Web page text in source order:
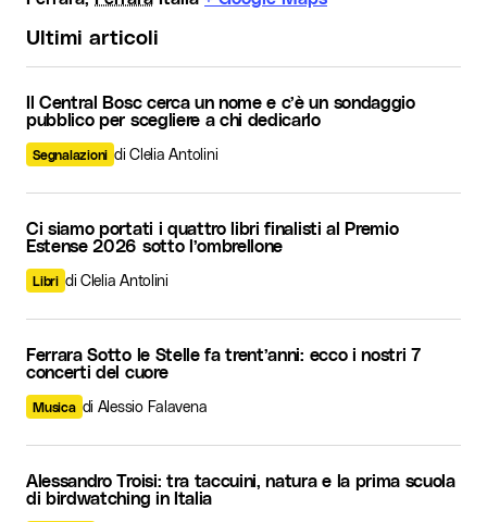
Ultimi articoli
Il Central Bosc cerca un nome e c’è un sondaggio
pubblico per scegliere a chi dedicarlo
Segnalazioni di Clelia Antolini
Ci siamo portati i quattro libri finalisti al Premio
Estense 2026 sotto l’ombrellone
Libri di Clelia Antolini
Ferrara Sotto le Stelle fa trent’anni: ecco i nostri 7
concerti del cuore
Musica di Alessio Falavena
Alessandro Troisi: tra taccuini, natura e la prima scuola
di birdwatching in Italia